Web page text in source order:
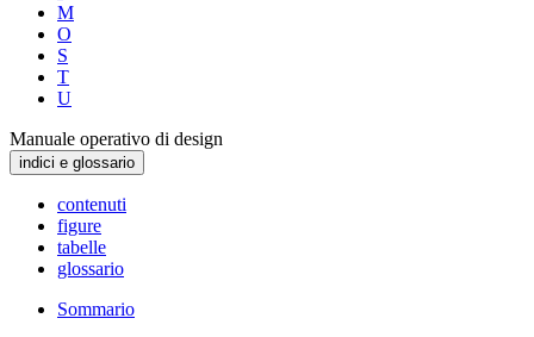
M
O
S
T
U
Manuale operativo di design
indici e glossario
contenuti
figure
tabelle
glossario
Sommario